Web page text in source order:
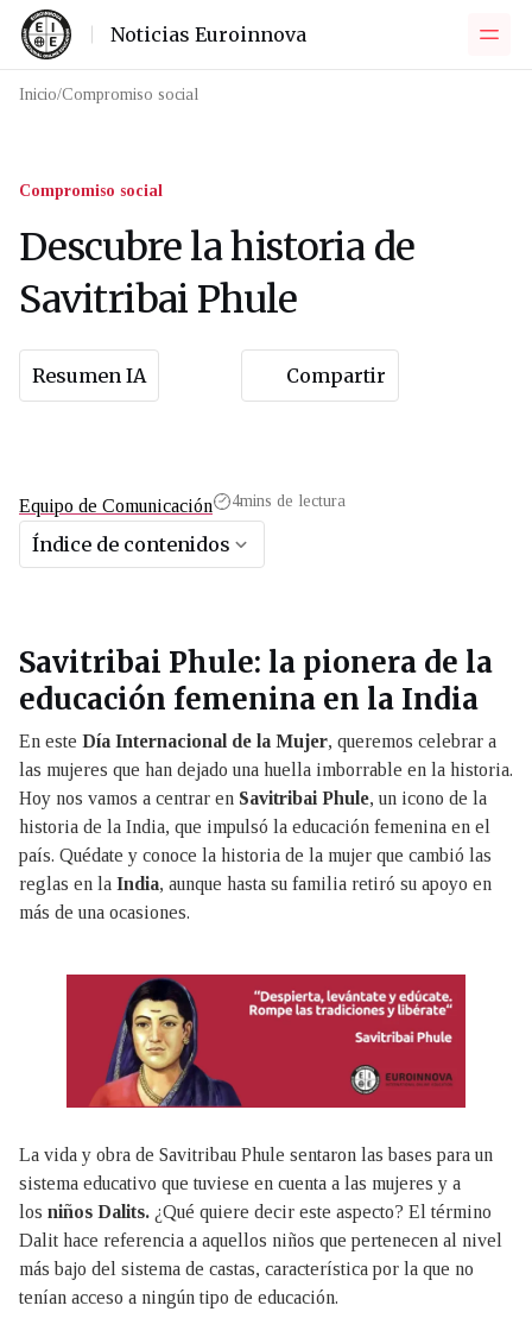
Noticias Euroinnova
Inicio/Compromiso social
Compromiso social
Descubre la historia de
Savitribai Phule
Resumen IA Compartir
Equipo de Comunicación 4mins de lectura
Índice de contenidos
Savitribai Phule: la pionera de la
educación femenina en la India
En este Día Internacional de la Mujer, queremos celebrar a
las mujeres que han dejado una huella imborrable en la historia.
Hoy nos vamos a centrar en Savitribai Phule, un icono de la
historia de la India, que impulsó la educación femenina en el
país. Quédate y conoce la historia de la mujer que cambió las
reglas en la India, aunque hasta su familia retiró su apoyo en
más de una ocasiones.
La vida y obra de Savitribau Phule sentaron las bases para un
sistema educativo que tuviese en cuenta a las mujeres y a
los niños Dalits. ¿Qué quiere decir este aspecto? El término
Dalit hace referencia a aquellos niños que pertenecen al nivel
más bajo del sistema de castas, característica por la que no
tenían acceso a ningún tipo de educación.